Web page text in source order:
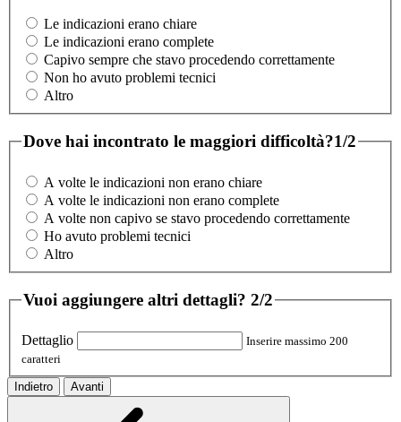
Le indicazioni erano chiare
Le indicazioni erano complete
Capivo sempre che stavo procedendo correttamente
Non ho avuto problemi tecnici
Altro
Dove hai incontrato le maggiori difficoltà?1/2
A volte le indicazioni non erano chiare
A volte le indicazioni non erano complete
A volte non capivo se stavo procedendo correttamente
Ho avuto problemi tecnici
Altro
Vuoi aggiungere altri dettagli? 2/2
Dettaglio
Inserire massimo 200
caratteri
Indietro Avanti